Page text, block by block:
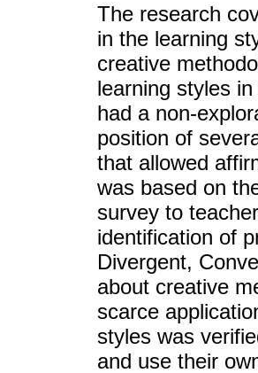
The research
in the learning
creative
learning styles
had a non-
position of
that allowed
was based on
survey to
identification of
Divergent,
about creative
scarce
styles was
and use their